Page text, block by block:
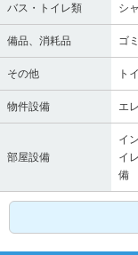
バス・トイレ類 シ
備品、消耗品 ゴ
その他 ト
物件設備 エ
部屋設備
イ
イ
備